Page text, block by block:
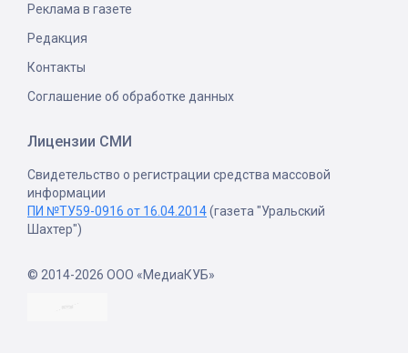
Реклама в газете
Редакция
Контакты
Соглашение об обработке данных
Лицензии СМИ
Свидетельство о регистрации средства массовой
информации
ПИ №ТУ59-0916 от 16.04.2014(газета "Уральский
Шахтер")
© 2014-2026 ООО «МедиаКУБ»